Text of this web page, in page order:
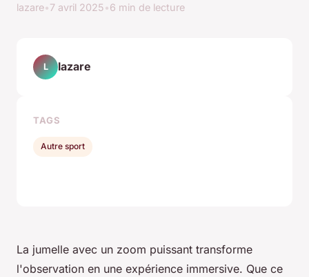
lazare•7 avril 2025•6 min de lecture
La jumelle avec un zoom puissant transforme
l'observation en une expérience immersive. Que ce
L lazare
TAGS
Autre sport